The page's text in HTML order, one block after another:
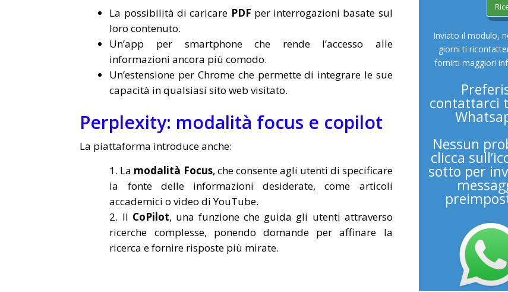
La possibilità di caricare PDF per interrogazioni basate sul
loro contenuto.
Un’app per smartphone che rende l’accesso alle
informazioni ancora più comodo.
Un’estensione per Chrome che permette di integrare le sue
capacità in qualsiasi sito web visitato.
Perplexity: modalità focus e copilot
La piattaforma introduce anche:
La modalità Focus, che consente agli utenti di specificare
la fonte delle informazioni desiderate, come articoli
accademici o video di YouTube.
Il CoPilot, una funzione che guida gli utenti attraverso
ricerche complesse, ponendo domande per affinare la
ricerca e fornire risposte più mirate.
Inviato il modulo,
giorni ti
fornirti maggiori
contattarci
Nessun
clicca
sotto per